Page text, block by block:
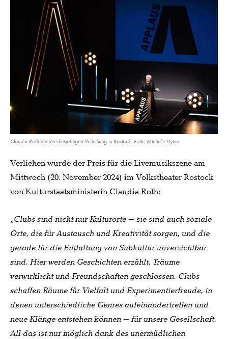
Claudia Roth bei der diesjährigen Verleihung in Rostock, Foto: Michelle Dynio
Verliehen wurde der Preis für die Livemusikszene am
Mittwoch (20. November 2024) im Volkstheater Rostock
von Kulturstaatsministerin Claudia Roth:
„Clubs sind nicht nur Kulturorte – sie sind auch soziale
Orte, die für Austausch und Kreativität sorgen, und die
gerade für die Entfaltung von Subkultur unverzichtbar
sind. Hier werden Geschichten erzählt, Träume
verwirklicht und Freundschaften geschlossen. Clubs
schaffen Räume für Vielfalt und Experimentierfreude, in
denen unterschiedliche Genres aufeinandertreffen und
neue Klänge entstehen können – für unsere Gesellschaft.
All das ist nur möglich dank des unermüdlichen